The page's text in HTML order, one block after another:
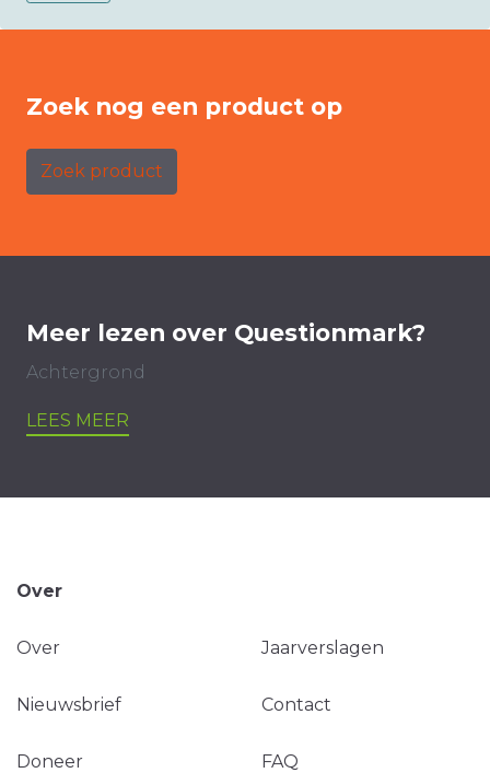
Zoek nog een product op
Zoek product
Meer lezen over Questionmark?
Achtergrond
LEES MEER
Over
Over Jaarverslagen
Nieuwsbrief Contact
Doneer FAQ